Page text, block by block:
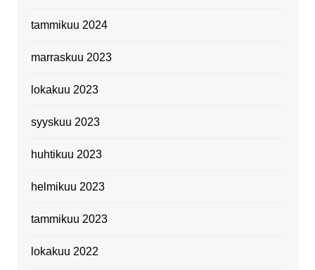
tammikuu 2024
marraskuu 2023
lokakuu 2023
syyskuu 2023
huhtikuu 2023
helmikuu 2023
tammikuu 2023
lokakuu 2022